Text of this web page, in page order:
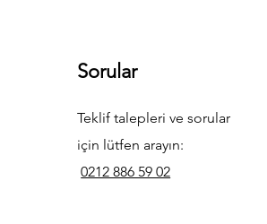
Sorular
Teklif talepleri ve sorular
için lütfen arayın:
0212 886 59 02